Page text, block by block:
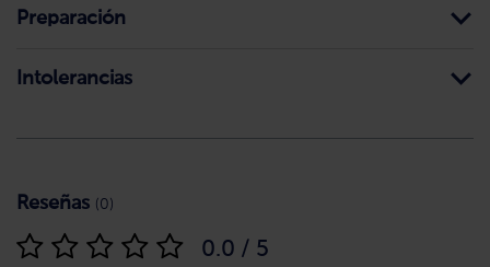
Preparación
Intolerancias
Reseñas (0)
0.0 / 5